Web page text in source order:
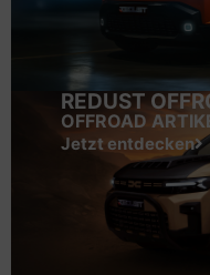
REDUST
OFFROAD
Jetzt entdecken